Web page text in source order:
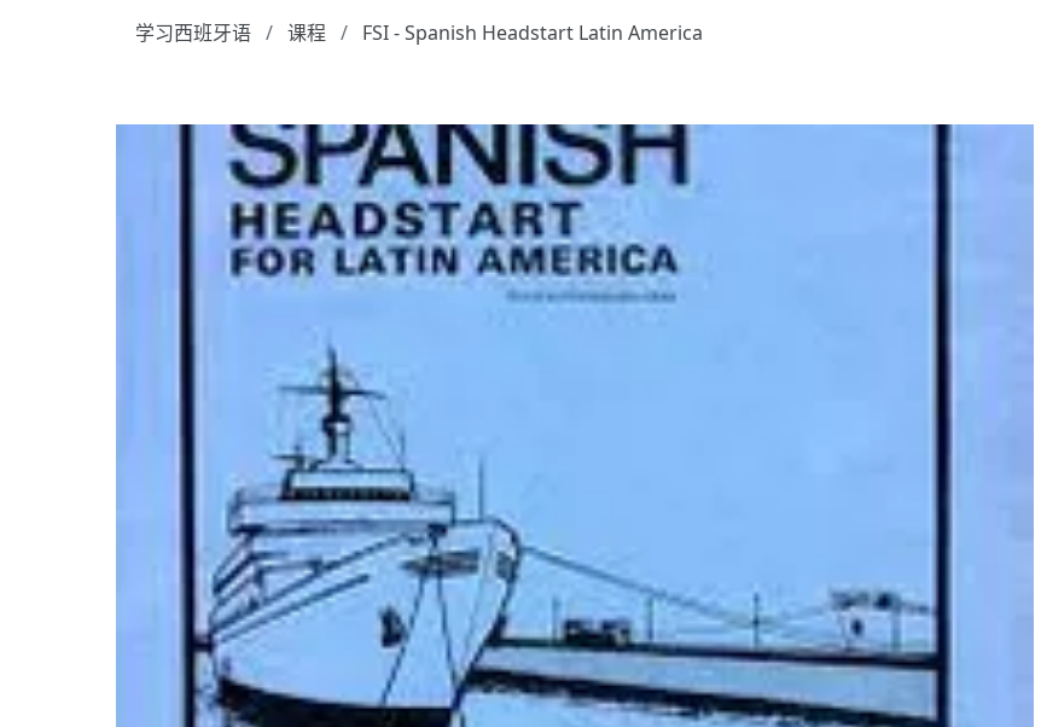
学习西班牙语
课程 FSI - Spanish Headstart Latin America